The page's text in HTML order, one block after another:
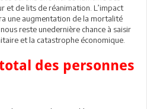
et de lits de réanimation. L’impact
une augmentation de la mortalité
reste unedernière chance à saisir
et la catastrophe économique.
des personnes